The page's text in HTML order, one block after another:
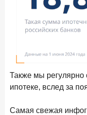
Frank Data. Ипотека
29 декабря 2025 года
25 декабря 2025 года
Ипотека. Итоги
24 декабря 2025 года
игроки меняют
Также мы
ипотеке, вслед за
Самая свежая